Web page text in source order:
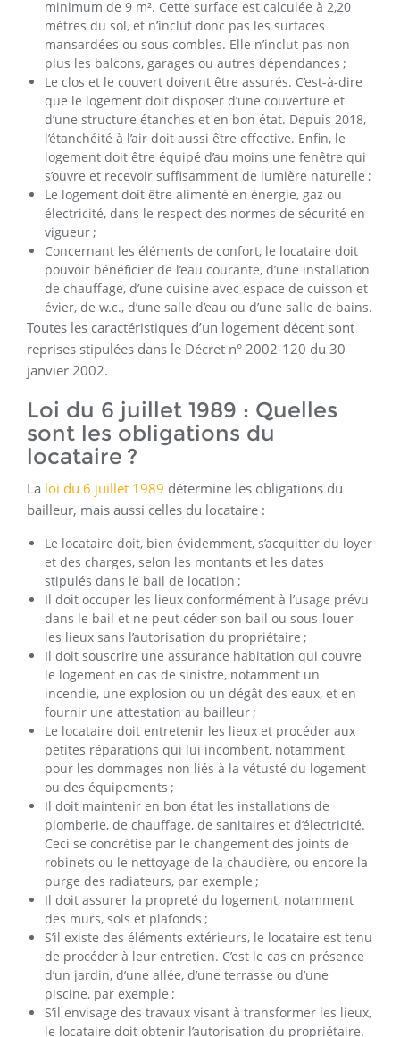
minimum de 9 m². Cette surface est calculée à 2,20
mètres du sol, et n’inclut donc pas les surfaces
mansardées ou sous combles. Elle n’inclut pas non
plus les balcons, garages ou autres dépendances ;
Le clos et le couvert doivent être assurés. C’est-à-dire
que le logement doit disposer d’une couverture et
d’une structure étanches et en bon état. Depuis 2018,
l’étanchéité à l’air doit aussi être effective. Enfin, le
logement doit être équipé d’au moins une fenêtre qui
s’ouvre et recevoir suffisamment de lumière naturelle ;
Le logement doit être alimenté en énergie, gaz ou
électricité, dans le respect des normes de sécurité en
vigueur ;
Concernant les éléments de confort, le locataire doit
pouvoir bénéficier de l’eau courante, d’une installation
de chauffage, d’une cuisine avec espace de cuisson et
évier, de w.c., d’une salle d’eau ou d’une salle de bains.
Toutes les caractéristiques d’un logement décent sont
reprises stipulées dans le Décret n° 2002-120 du 30
janvier 2002.
Loi du 6 juillet 1989 : Quelles
sont les obligations du
locataire ?
La loi du 6 juillet 1989 détermine les obligations du
bailleur, mais aussi celles du locataire :
Le locataire doit, bien évidemment, s’acquitter du loyer
et des charges, selon les montants et les dates
stipulés dans le bail de location ;
Il doit occuper les lieux conformément à l’usage prévu
dans le bail et ne peut céder son bail ou sous-louer
les lieux sans l’autorisation du propriétaire ;
Il doit souscrire une assurance habitation qui couvre
le logement en cas de sinistre, notamment un
incendie, une explosion ou un dégât des eaux, et en
fournir une attestation au bailleur ;
Le locataire doit entretenir les lieux et procéder aux
petites réparations qui lui incombent, notamment
pour les dommages non liés à la vétusté du logement
ou des équipements ;
Il doit maintenir en bon état les installations de
plomberie, de chauffage, de sanitaires et d’électricité.
Ceci se concrétise par le changement des joints de
robinets ou le nettoyage de la chaudière, ou encore la
purge des radiateurs, par exemple ;
Il doit assurer la propreté du logement, notamment
des murs, sols et plafonds ;
S’il existe des éléments extérieurs, le locataire est tenu
de procéder à leur entretien. C’est le cas en présence
d’un jardin, d’une allée, d’une terrasse ou d’une
piscine, par exemple ;
S’il envisage des travaux visant à transformer les lieux,
le locataire doit obtenir l’autorisation du propriétaire.